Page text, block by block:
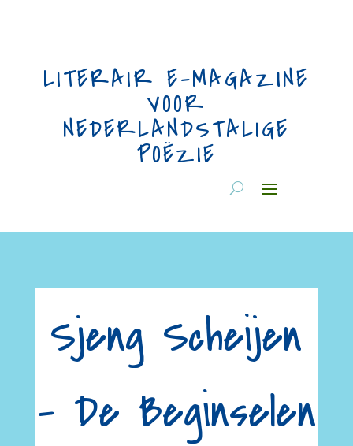
LITERAIR E-MAGAZINE
VOOR
NEDERLANDSTALIGE
POËZIE
Sjeng Scheijen
– De Beginselen